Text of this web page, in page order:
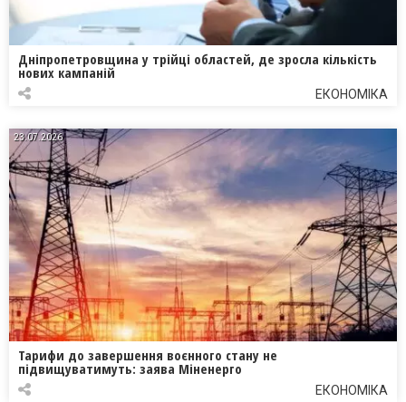
Дніпропетровщина у трійці областей, де зросла кількість
нових кампаній
ЕКОНОМІКА
23.07.2026
Тарифи до завершення воєнного стану не
підвищуватимуть: заява Міненерго
ЕКОНОМІКА